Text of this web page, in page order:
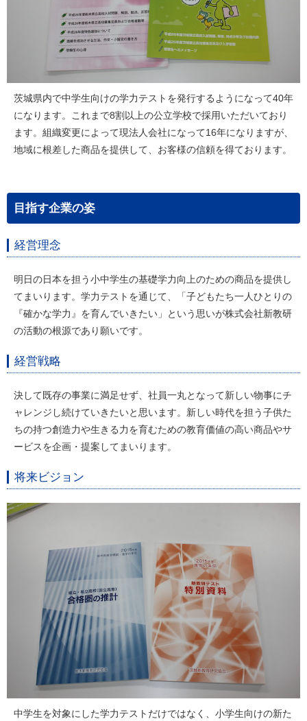
茨城県内で中学生向けの学力テストを発行するようになって40年
になります。これまで8割以上の公立学校で採用いただいており
ます。組織変更によって現法人会社になって16年になりますが、
地域に根差した商品を提供して、お客様の信頼を得ております。
目指す企業の姿
経営理念
明日の日本を担う小中学生の基礎学力向上のための商品を提供し
てまいります。学力テストを通じて、「子どもたち一人ひとりの
『確かな学力』を育んでいきたい」という思いが株式会社新教研
の活動の根源であり願いです。
経営戦略
決して既存の事業に満足せず、社員一丸となって新しい物事にチ
ャレンジし続けていきたいと思います。新しい時代を担う子供た
ちの持つ創造力や生きる力を育むための教育価値の高い商品やサ
ービスを企画・提案してまいります。
将来ビジョン
中学生を対象にした学力テストだけではなく、小学生向けの新た